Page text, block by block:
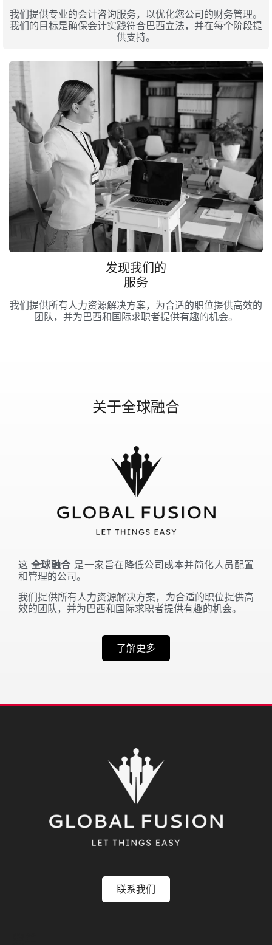
我们提供专业的会计咨询服务，以优化您公司的财务管理。
我们的目标是确保会计实践符合巴西立法，并在每个阶段提
供支持。
发现我们的
服务
我们提供所有人力资源解决方案，为合适的职位提供高效的
团队，并为巴西和国际求职者提供有趣的机会。
关于全球融合
这 全球融合 是一家旨在降低公司成本并简化人员配置
和管理的公司。
我们提供所有人力资源解决方案，为合适的职位提供高
效的团队，并为巴西和国际求职者提供有趣的机会。
了解更多
联系我们